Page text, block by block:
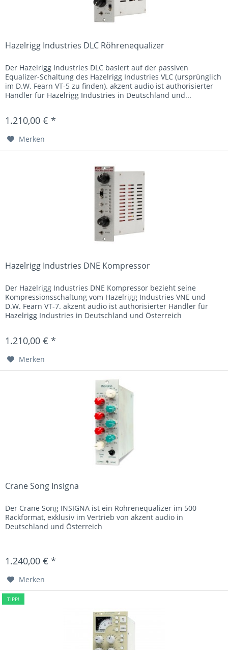
Hazelrigg Industries DLC Röhrenequalizer
Der Hazelrigg Industries DLC basiert auf der passiven
Equalizer-Schaltung des Hazelrigg Industries VLC (ursprünglich
im D.W. Fearn VT-5 zu finden). akzent audio ist authorisierter
Händler für Hazelrigg Industries in Deutschland und...
1.210,00 € *
Merken
Hazelrigg Industries DNE Kompressor
Der Hazelrigg Industries DNE Kompressor bezieht seine
Kompressionsschaltung vom Hazelrigg Industries VNE und
D.W. Fearn VT-7. akzent audio ist authorisierter Händler für
Hazelrigg Industries in Deutschland und Österreich
1.210,00 € *
Merken
Crane Song Insigna
Der Crane Song INSIGNA ist ein Röhrenequalizer im 500
Rackformat, exklusiv im Vertrieb von akzent audio in
Deutschland und Österreich
1.240,00 € *
Merken
TIPP!